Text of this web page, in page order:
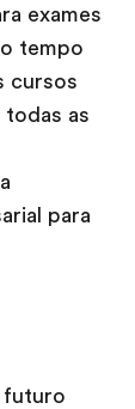
exames
tempo
cursos
as
para
futuro